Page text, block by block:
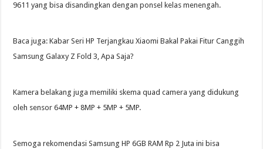
9611 yang bisa disandingkan dengan ponsel kelas menengah.
Baca juga: Kabar Seri HP Terjangkau Xiaomi Bakal Pakai Fitur Canggih
Samsung Galaxy Z Fold 3, Apa Saja?
Kamera belakang juga memiliki skema quad camera yang didukung
oleh sensor 64MP + 8MP + 5MP + 5MP.
Semoga rekomendasi Samsung HP 6GB RAM Rp 2 Juta ini bisa